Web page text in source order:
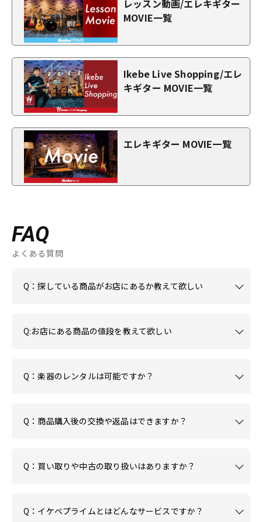
レッスン動画/エレキギター
MOVIE一覧
Ikebe Live Shopping/エレ
キギター MOVIE一覧
エレキギター MOVIE一覧
FAQ
よくある質問
Q：探している商品がお店にあるか教えて欲しい
Q:お店にある商品の値段を教えて欲しい
Q：楽器のレンタルは可能ですか？
Q：商品購入後の交換や返品はできますか？
Q：買い取りや中古の取り扱いはありますか？
Q：イケベプライムとはどんなサービスですか？